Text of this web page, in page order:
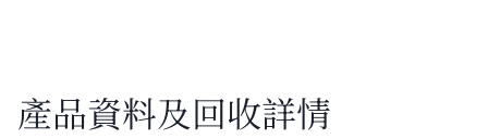
產品資料及回收詳情